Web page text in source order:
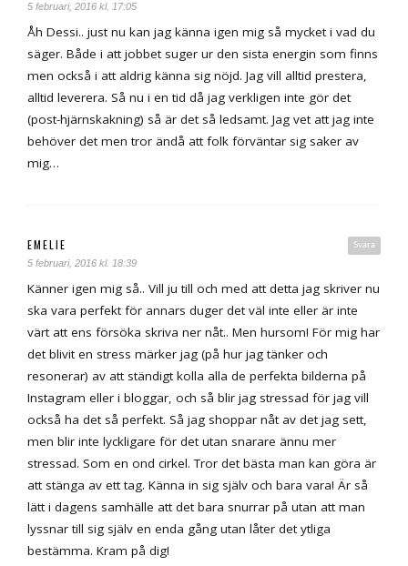
5 februari, 2016 kl. 17:05
Åh Dessi.. just nu kan jag känna igen mig så mycket i vad du
säger. Både i att jobbet suger ur den sista energin som finns
men också i att aldrig känna sig nöjd. Jag vill alltid prestera,
alltid leverera. Så nu i en tid då jag verkligen inte gör det
(post-hjärnskakning) så är det så ledsamt. Jag vet att jag inte
behöver det men tror ändå att folk förväntar sig saker av
mig…
Svara
EMELIE
5 februari, 2016 kl. 18:39
Känner igen mig så.. Vill ju till och med att detta jag skriver nu
ska vara perfekt för annars duger det väl inte eller är inte
värt att ens försöka skriva ner nåt.. Men hursom! För mig har
det blivit en stress märker jag (på hur jag tänker och
resonerar) av att ständigt kolla alla de perfekta bilderna på
Instagram eller i bloggar, och så blir jag stressad för jag vill
också ha det så perfekt. Så jag shoppar nåt av det jag sett,
men blir inte lyckligare för det utan snarare ännu mer
stressad. Som en ond cirkel. Tror det bästa man kan göra är
att stänga av ett tag. Känna in sig själv och bara vara! Är så
lätt i dagens samhälle att det bara snurrar på utan att man
lyssnar till sig själv en enda gång utan låter det ytliga
bestämma. Kram på dig!